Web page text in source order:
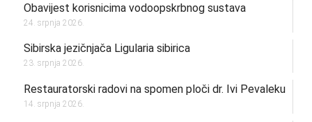
Obavijest korisnicima vodoopskrbnog sustava
24. srpnja 2026.
Sibirska jezičnjača Ligularia sibirica
23. srpnja 2026.
Restauratorski radovi na spomen ploči dr. Ivi Pevaleku
14. srpnja 2026.